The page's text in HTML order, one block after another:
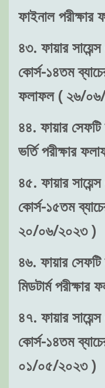
ফাইনাল
৪৩. ফায়ার
কোর্স-১৪তম
ফলাফল ( ২৬/
৪৪. ফায়ার
ভর্তি পরীক্ষার
৪৫. ফায়ার
কোর্স-১৫তম
২০/০৬/২০২৩ )
৪৬. ফায়ার সেফটি
মিডটার্ম
৪৭. ফায়ার
কোর্স-১৪তম
০১/০৫/২০২৩ )